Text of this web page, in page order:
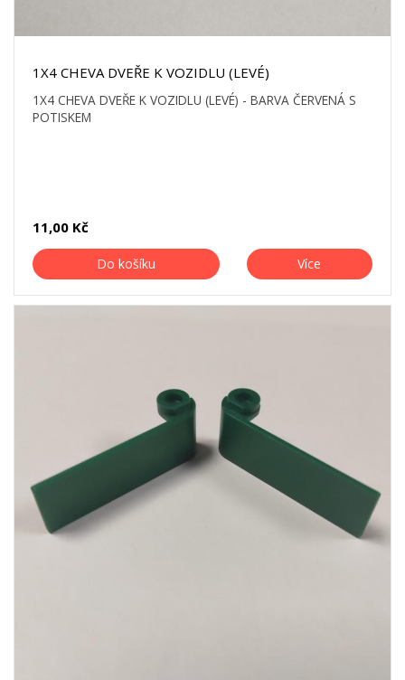
1X4 CHEVA DVEŘE K VOZIDLU (LEVÉ)
1X4 CHEVA DVEŘE K VOZIDLU (LEVÉ) - BARVA ČERVENÁ S
POTISKEM
11,00 Kč
Do košíku Více